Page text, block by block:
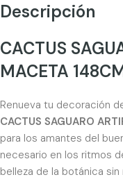
Descripción
CACTUS
MACETA
Renueva tu decoración
CACTUS SAGUARO
para los amantes del
necesario en los ritmos
belleza de la botánica